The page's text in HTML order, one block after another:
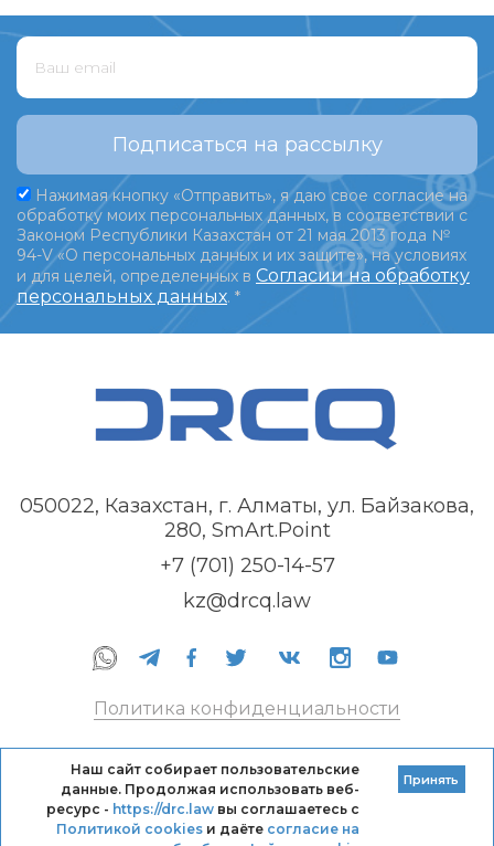
Подписаться на рассылку
Нажимая кнопку «Отправить», я даю свое согласие на
обработку моих персональных данных, в соответствии с
Законом Республики Казахстан от 21 мая 2013 года №
94-V «О персональных данных и их защите», на условиях
и для целей, определенных в Согласии на обработку
персональных данных. *
050022, Казахстан, г. Алматы, ул. Байзакова,
280, SmArt.Point
+7 (701) 250-14-57
kz@drcq.law
Политика конфиденциальности
Кодекс профессиональной этики DRC
Правила оказания услуг
Наш сайт собирает пользовательские
данные. Продолжая использовать веб-
ресурс - https://drc.lawвы соглашаетесь с
Политикой cookiesи даёте согласие на
Принять